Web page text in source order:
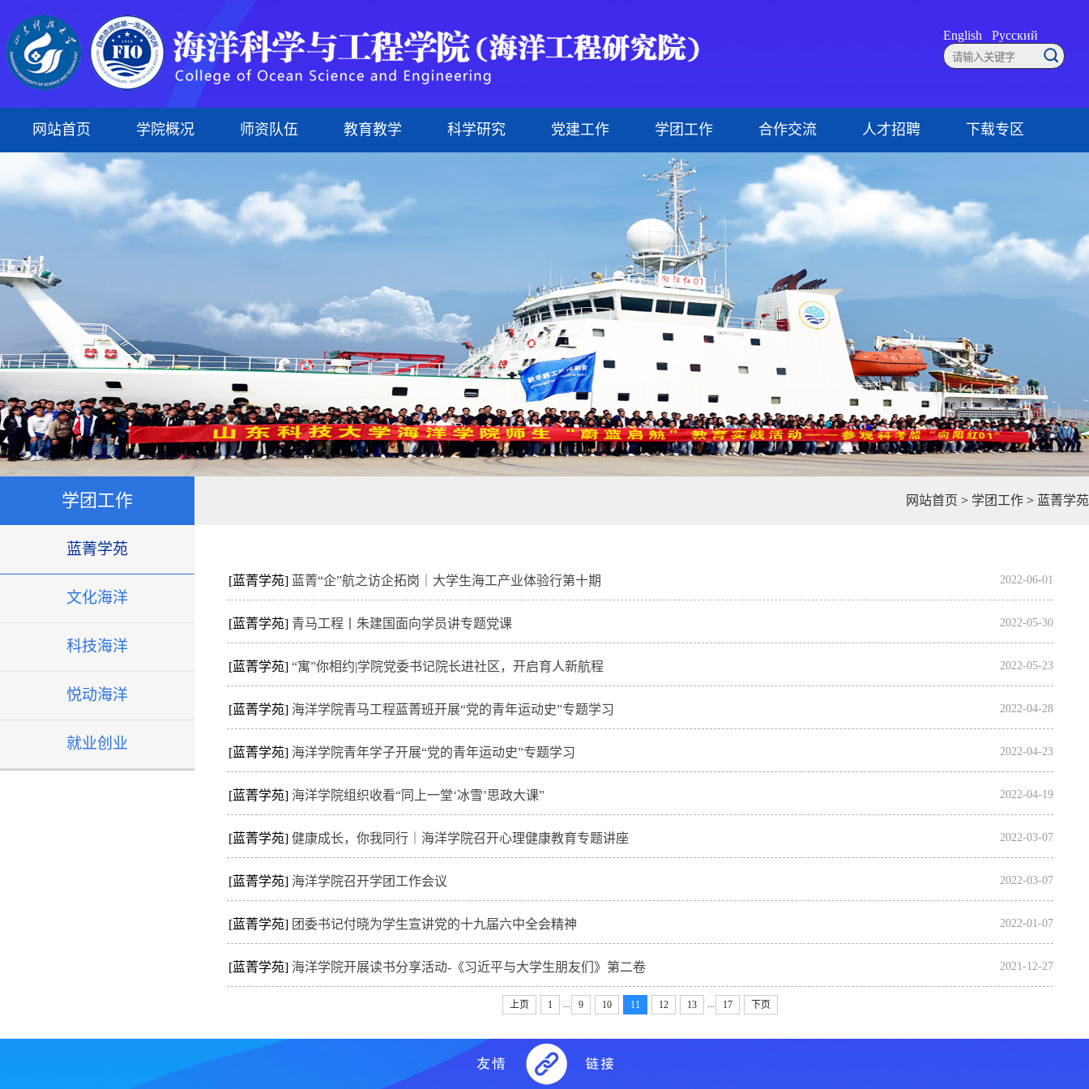
English Русский
网站首页 学院概况
学院简介 现任领导 联系方式
师资队伍
专任教师 管理人员 研究生导师
教育教学
本科生 研究生
科学研究
科研平台 科研机构
党建工作
组织建设 理论学习
学团工作
蓝菁学苑 文化海洋 就业创业
合作交流 人才招聘 下载专区
本科生教育 研究生教育
学团工作 网站首页 > 学团工作 > 蓝菁学苑
蓝菁学苑
文化海洋
科技海洋
悦动海洋
就业创业
[蓝菁学苑] 蓝菁“企”航之访企拓岗｜大学生海工产业体验行第十期 2022-06-01
[蓝菁学苑] 青马工程丨朱建国面向学员讲专题党课 2022-05-30
[蓝菁学苑] “寓”你相约|学院党委书记院长进社区，开启育人新航程 2022-05-23
[蓝菁学苑] 海洋学院青马工程蓝菁班开展“党的青年运动史”专题学习 2022-04-28
[蓝菁学苑] 海洋学院青年学子开展“党的青年运动史”专题学习 2022-04-23
[蓝菁学苑] 海洋学院组织收看“同上一堂‘冰雪’思政大课” 2022-04-19
[蓝菁学苑] 健康成长，你我同行｜海洋学院召开心理健康教育专题讲座 2022-03-07
[蓝菁学苑] 海洋学院召开学团工作会议 2022-03-07
[蓝菁学苑] 团委书记付晓为学生宣讲党的十九届六中全会精神 2022-01-07
[蓝菁学苑] 海洋学院开展读书分享活动-《习近平与大学生朋友们》第二卷 2021-12-27
上页 1 9 10 11 12 13 17 下页